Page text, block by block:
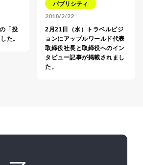
「投
た。
パブリシティ
2018/2/22
2月21日（水）トラベルビジ
ョンにアップルワールド代表
取締役社長と取締役へのイン
タビュー記事が掲載されまし
た。